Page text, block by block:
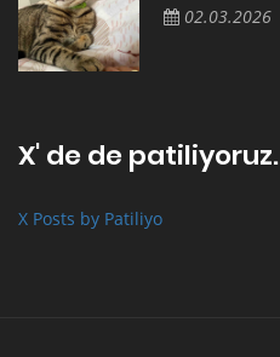
02.03.2026
X' de de patiliyoruz.
X Posts by Patiliyo